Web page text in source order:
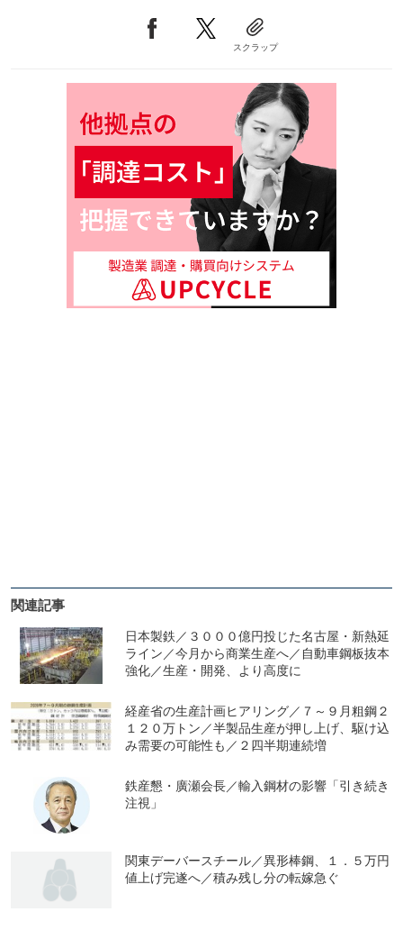
スクラップ
関連記事
日本製鉄／３０００億円投じた名古屋・新熱延
ライン／今月から商業生産へ／自動車鋼板抜本
強化／生産・開発、より高度に
経産省の生産計画ヒアリング／７～９月粗鋼２
１２０万トン／半製品生産が押し上げ、駆け込
み需要の可能性も／２四半期連続増
鉄産懇・廣瀬会長／輸入鋼材の影響「引き続き
注視」
関東デーバースチール／異形棒鋼、１．５万円
値上げ完遂へ／積み残し分の転嫁急ぐ